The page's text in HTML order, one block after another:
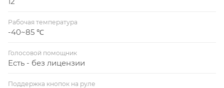
Рабочая температура
-40~85 ℃
Голосовой помощник
Есть - без лицензии
Поддержка кнопок на руле